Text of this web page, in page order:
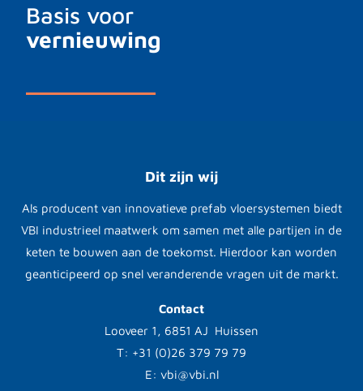
Basis voor
vernieuwing
Dit zijn wij
Als producent van innovatieve prefab vloersystemen biedt
VBI industrieel maatwerk om samen met alle partijen in de
keten te bouwen aan de toekomst. Hierdoor kan worden
geanticipeerd op snel veranderende vragen uit de markt.
Contact
Looveer 1, 6851 AJ Huissen
T: +31 (0)26 379 79 79
E: vbi@vbi.nl